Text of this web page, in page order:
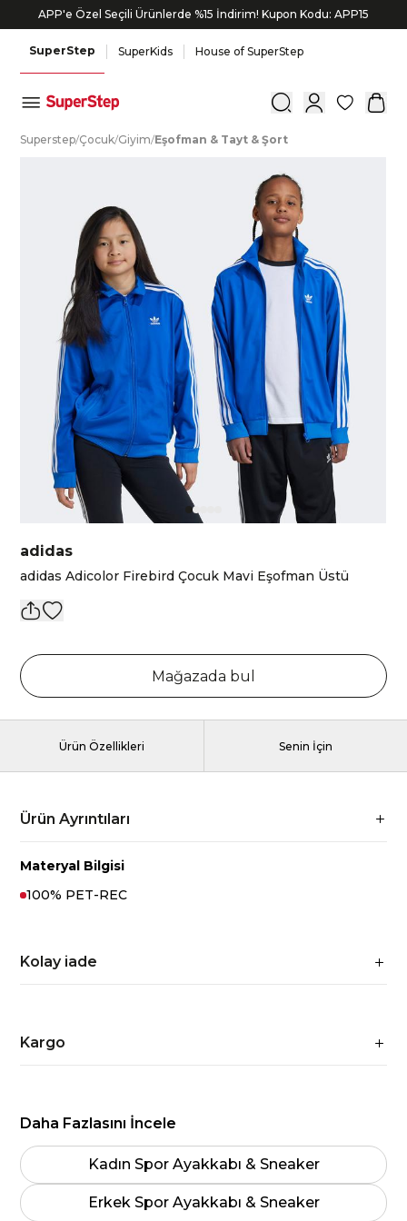
APP'e Özel Seçili Ürünlerde %15 İndirim! Kupon Kodu: APP15
Bonus kartlara özel vade farksız taksit seçenekleri!
SuperStep SuperKids House of SuperStep
0
Superstep/Çocuk/Giyim/Eşofman & Tayt & Şort
adidas
adidas Adicolor Firebird Çocuk Mavi Eşofman Üstü
Mağazada bul
Ürün Özellikleri Senin İçin
Ürün Ayrıntıları
Materyal Bilgisi
100% PET-REC
Kolay iade
Kargo
Daha Fazlasını İncele
Kadın Spor Ayakkabı & Sneaker
Erkek Spor Ayakkabı & Sneaker